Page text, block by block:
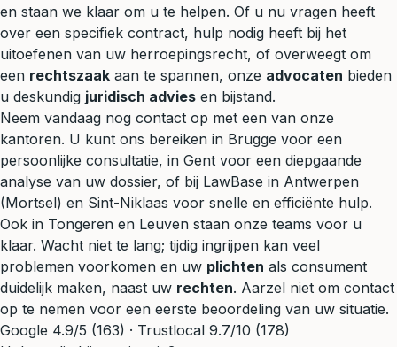
en staan we klaar om u te helpen. Of u nu vragen heeft
over een specifiek contract, hulp nodig heeft bij het
uitoefenen van uw herroepingsrecht, of overweegt om
een rechtszaak aan te spannen, onze advocaten bieden
u deskundig juridisch advies en bijstand.
Neem vandaag nog contact op met een van onze
kantoren. U kunt ons bereiken in Brugge voor een
persoonlijke consultatie, in Gent voor een diepgaande
analyse van uw dossier, of bij LawBase in Antwerpen
(Mortsel) en Sint-Niklaas voor snelle en efficiënte hulp.
Ook in Tongeren en Leuven staan onze teams voor u
klaar. Wacht niet te lang; tijdig ingrijpen kan veel
problemen voorkomen en uw plichten als consument
duidelijk maken, naast uw rechten. Aarzel niet om contact
op te nemen voor een eerste beoordeling van uw situatie.
Google 4.9/5 (163) · Trustlocal 9.7/10 (178)